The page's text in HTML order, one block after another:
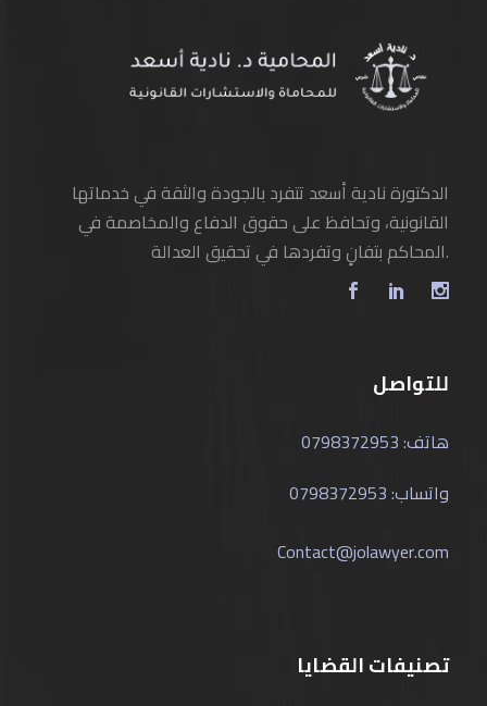
الدكتورة نادية أسعد تتفرد بالجودة والثقة في خدماتها
القانونية، وتحافظ على حقوق الدفاع والمخاصمة في
المحاكم بتفانٍ وتفردها في تحقيق العدالة.
للتواصل
هاتف: 0798372953
واتساب: 0798372953
Contact@jolawyer.com
تصنيفات القضايا